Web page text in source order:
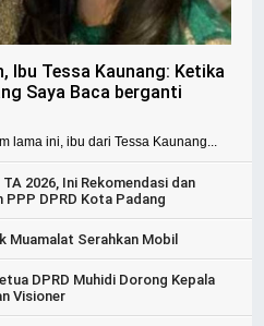
Ibu Tessa Kaunang: Ketika
Saya Baca berganti
lama ini, ibu dari Tessa Kaunang...
2026, Ini Rekomendasi dan
DPRD Kota Padang
Muamalat Serahkan Mobil
DPRD Muhidi Dorong Kepala
Visioner